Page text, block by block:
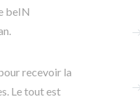
beIN
recevoir la
Le tout est